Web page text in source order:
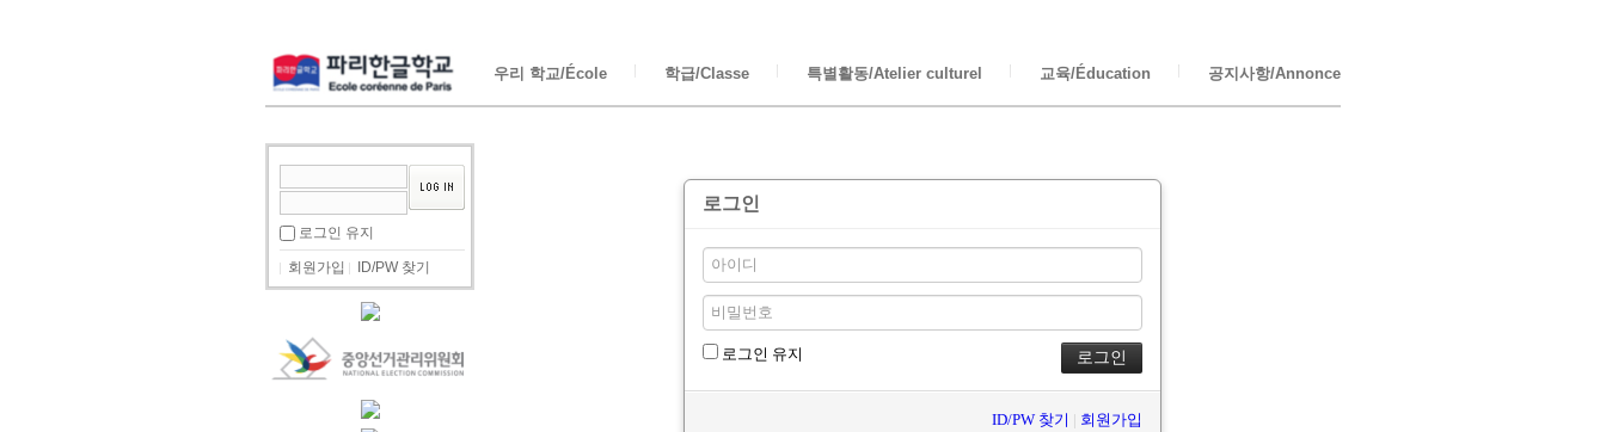
우리 학교/École 학급/Classe 특별활동/Atelier culturel 교육/Éducation 공지사항/Annonce
로그인 유지
회원가입 ID/PW 찾기
로그인
로그인 유지
ID/PW 찾기 | 회원가입